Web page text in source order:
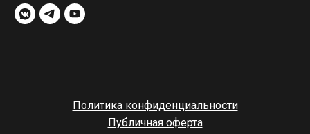
Политика конфиденциальности
Публичная оферта